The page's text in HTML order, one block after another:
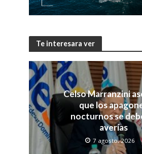
Te interesara ver
Celso Marranzini
que los
nocturnos se
averías
7 agosto, 2026